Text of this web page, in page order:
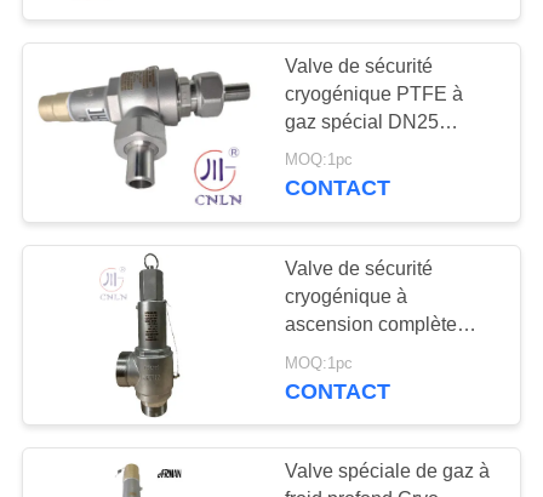
D'USINE
CONTRÔLE
DE
QUALITÉ
CONTACTEZ-
NOUS
NOUVELLES
CAS
clapet anti-retour
cryogénique
soupape de sûreté
cryogénique
94
Valve de sécurité
cryogénique PTFE à
gaz spécial DN25
entièrement ouverte
pour réservoir de GNL
MOQ:1pc
CONTACT
Valve de sécurité
cryogénique à
ascension complète
manuelle DN50 PN40
pour réservoir / dériveur /
MOQ:1pc
CONTACT
Valve spéciale de gaz à